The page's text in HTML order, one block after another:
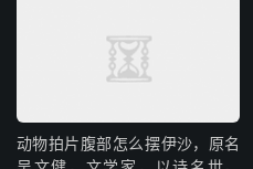
动物拍片腹部怎么摆​伊沙，原名